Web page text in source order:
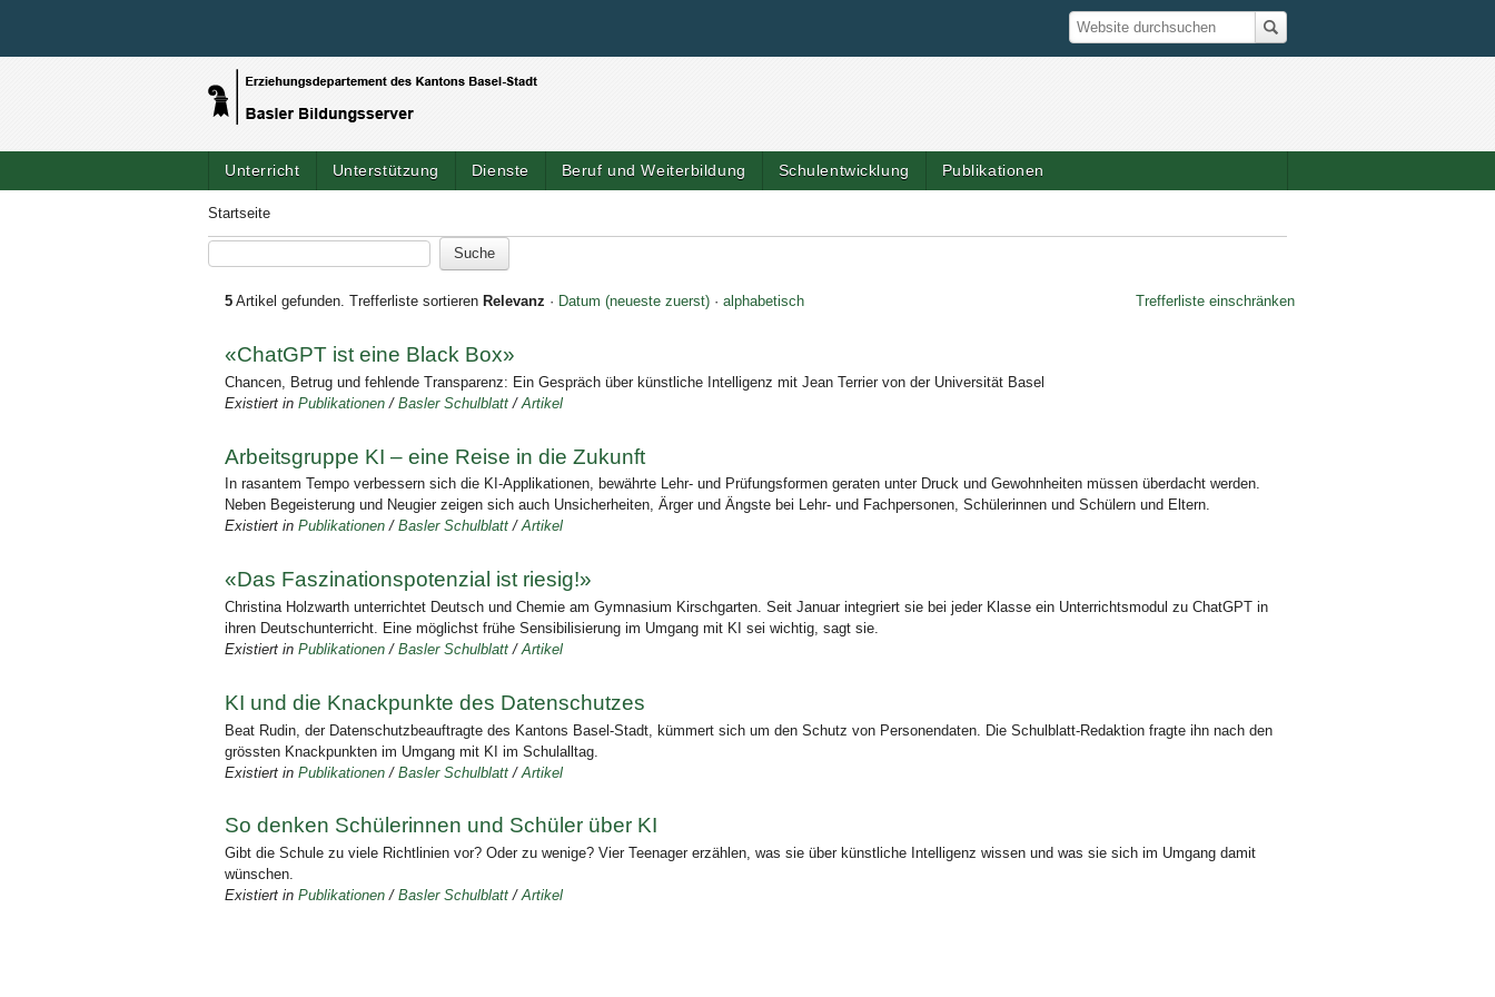
Suche
Website durchsuchen
Unterricht Unterstützung Dienste Beruf und Weiterbildung Schulentwicklung Publikationen
Startseite
5Artikel gefunden. Trefferliste einschränken
Trefferliste sortieren Relevanz · Datum (neueste zuerst) · alphabetisch
«ChatGPT ist eine Black Box»
Chancen, Betrug und fehlende Transparenz: Ein Gespräch über künstliche Intelligenz mit Jean Terrier von der Universität Basel
Existiert in Publikationen / Basler Schulblatt / Artikel
Arbeitsgruppe KI – eine Reise in die Zukunft
In rasantem Tempo verbessern sich die KI-Applikationen, bewährte Lehr- und Prüfungsformen geraten unter Druck und Gewohnheiten müssen überdacht werden.
Neben Begeisterung und Neugier zeigen sich auch Unsicherheiten, Ärger und Ängste bei Lehr- und Fachpersonen, Schülerinnen und Schülern und Eltern.
Existiert in Publikationen / Basler Schulblatt /Artikel
«Das Faszinationspotenzial ist riesig!»
Christina Holzwarth unterrichtet Deutsch und Chemie am Gymnasium Kirschgarten. Seit Januar integriert sie bei jeder Klasse ein Unterrichtsmodul zu ChatGPT in
ihren Deutschunterricht. Eine möglichst frühe Sensibilisierung im Umgang mit KI sei wichtig, sagt sie.
Existiert in Publikationen / Basler Schulblatt / Artikel
KI und die Knackpunkte des Datenschutzes
Beat Rudin, der Datenschutzbeauftragte des Kantons Basel-Stadt, kümmert sich um den Schutz von Personendaten. Die Schulblatt-Redaktion fragte ihn nach den
grössten Knackpunkten im Umgang mit KI im Schulalltag.
Existiert in Publikationen / Basler Schulblatt / Artikel
So denken Schülerinnen und Schüler über KI
Gibt die Schule zu viele Richtlinien vor? Oder zu wenige? Vier Teenager erzählen, was sie über künstliche Intelligenz wissen und was sie sich im Umgang damit
wünschen.
Existiert in Publikationen / Basler Schulblatt /Artikel